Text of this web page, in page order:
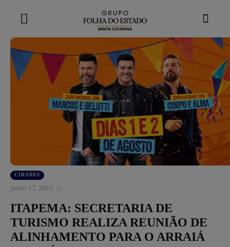
CIDADES
junho 17, 2025
ITAPEMA: SECRETARIA DE
TURISMO REALIZA REUNIÃO DE
ALINHAMENTO PARA O ARRAIÁ